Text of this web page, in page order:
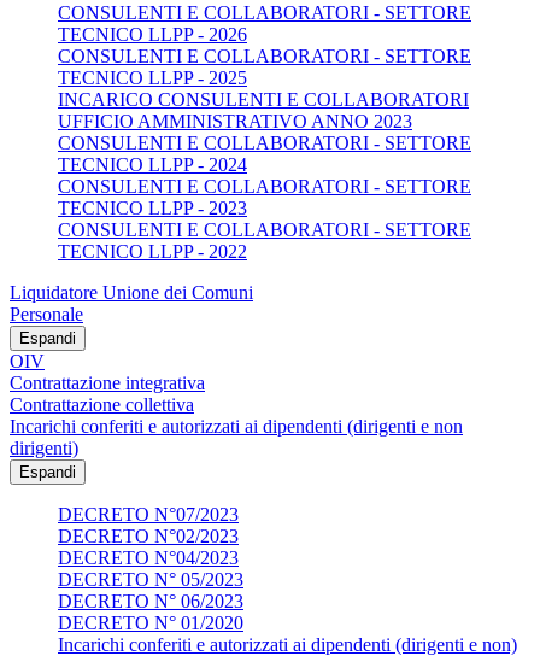
CONSULENTI E COLLABORATORI - SETTORE
TECNICO LLPP - 2026
CONSULENTI E COLLABORATORI - SETTORE
TECNICO LLPP - 2025
INCARICO CONSULENTI E COLLABORATORI
UFFICIO AMMINISTRATIVO ANNO 2023
CONSULENTI E COLLABORATORI - SETTORE
TECNICO LLPP - 2024
CONSULENTI E COLLABORATORI - SETTORE
TECNICO LLPP - 2023
CONSULENTI E COLLABORATORI - SETTORE
TECNICO LLPP - 2022
Liquidatore Unione dei Comuni
Personale
Espandi
OIV
Contrattazione integrativa
Contrattazione collettiva
Incarichi conferiti e autorizzati ai dipendenti (dirigenti e non
dirigenti)
Espandi
DECRETO N°07/2023
DECRETO N°02/2023
DECRETO N°04/2023
DECRETO N° 05/2023
DECRETO N° 06/2023
DECRETO N° 01/2020
Incarichi conferiti e autorizzati ai dipendenti (dirigenti e non)